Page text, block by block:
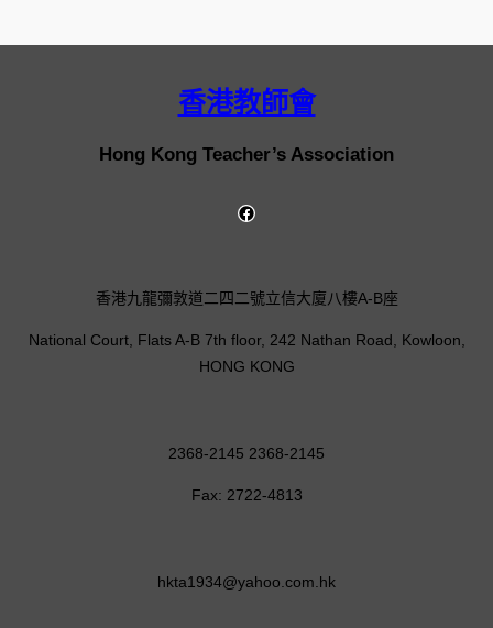
香港教師會
Hong Kong Teacher’s Association
香港九龍彌敦道二四二號立信大廈八樓A-B座
National Court, Flats A-B 7th floor, 242 Nathan Road, Kowloon,
HONG KONG
2368-2145 2368-2145
Fax: 2722-4813
hkta1934@yahoo.com.hk